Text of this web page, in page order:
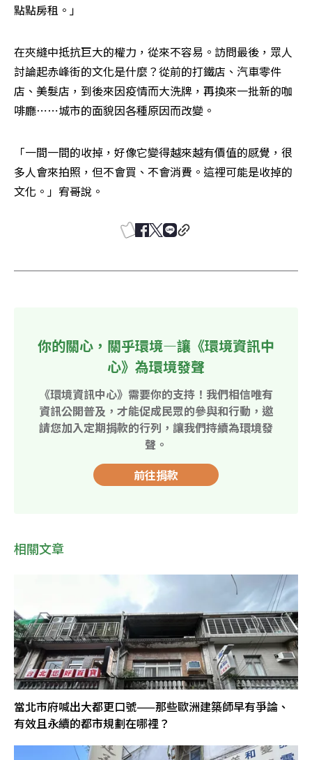
點點房租。」
在夾縫中抵抗巨大的權力，從來不容易。訪問最後，眾人
討論起赤峰街的文化是什麼？從前的打鐵店、汽車零件
店、美髮店，到後來因疫情而大洗牌，再換來一批新的咖
啡廳⋯⋯城市的面貌因各種原因而改變。
「一間一間的收掉，好像它變得越來越有價值的感覺，很
多人會來拍照，但不會買、不會消費。這裡可能是收掉的
文化。」宥哥說。
你的關心，關乎環境—讓《環境資訊中
心》為環境發聲
《環境資訊中心》需要你的支持！我們相信唯有
資訊公開普及，才能促成民眾的參與和行動，邀
請您加入定期捐款的行列，讓我們持續為環境發
聲。
前往捐款
相關文章
當北市府喊出大都更口號——那些歐洲建築師早有爭論、
有效且永續的都市規劃在哪裡？